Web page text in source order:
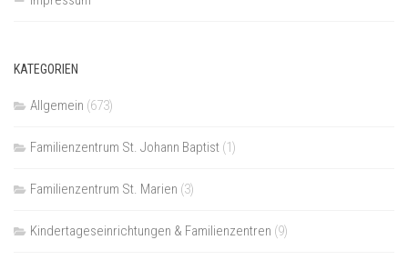
KATEGORIEN
Allgemein (673)
Familienzentrum St. Johann Baptist (1)
Familienzentrum St. Marien (3)
Kindertageseinrichtungen & Familienzentren (9)